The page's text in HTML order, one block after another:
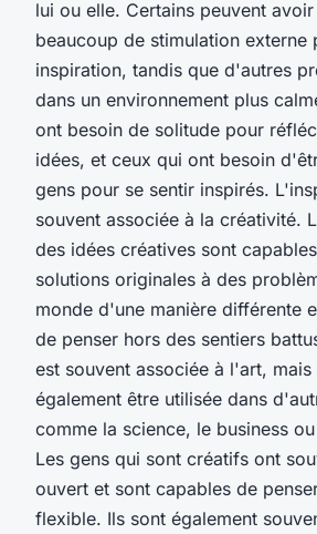
lui ou elle. Certains peuvent
beaucoup de stimulation externe
inspiration, tandis que d'autres
dans un environnement plus
ont besoin de solitude pour
idées, et ceux qui ont besoin
gens pour se sentir inspirés.
souvent associée à la créativité.
des idées créatives sont
solutions originales à des
monde d'une manière différente
de penser hors des sentiers
est souvent associée à l'art, mais
également être utilisée dans
comme la science, le business
Les gens qui sont créatifs ont
ouvert et sont capables de
flexible. Ils sont également